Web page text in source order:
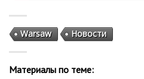
Warsaw Новости
Материалы по теме: